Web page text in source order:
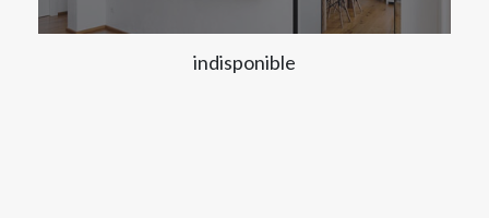
indisponible